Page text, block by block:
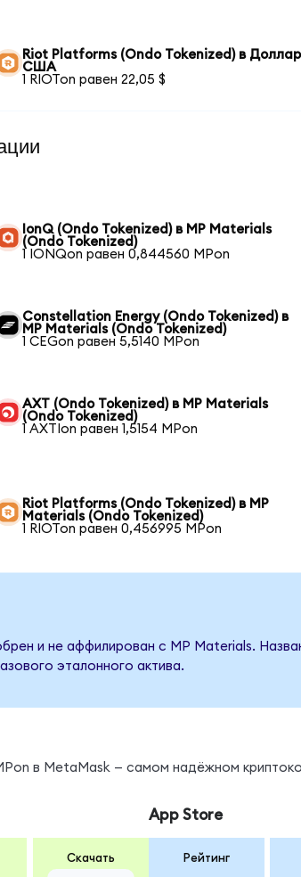
Riot Platforms (Ondo Tokenized) в Доллар
США
1 RIOTon равен 22,05 $
IonQ (Ondo Tokenized) в MP Materials
(Ondo Tokenized)
1 IONQon равен 0,844560 MPon
Constellation Energy (Ondo Tokenized) в
MP Materials (Ondo Tokenized)
1 CEGon равен 5,5140 MPon
AXT (Ondo Tokenized) в MP Materials
(Ondo Tokenized)
1 AXTIon равен 1,5154 MPon
Riot Platforms (Ondo Tokenized) в MP
Materials (Ondo Tokenized)
1 RIOTon равен 0,456995 MPon
и не аффилирован с MP Materials.
эталонного актива.
в MetaMask — самом надёжном
Скачать
App Store
Рейтинг